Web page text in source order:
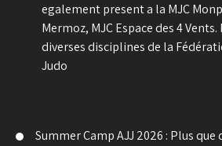
egalement present a la MJC
Mermoz, MJC Espace des 4
diverses disciplines de la
Judo
Summer Camp AJJ 2026 : Plus